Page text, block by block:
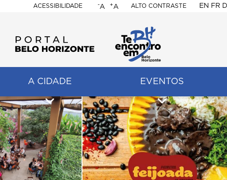
ACESSIBILIDADE
BELO
HORIZONTE
-A +A ALTO CONTRASTE EN FR
A CIDADE EVENTOS